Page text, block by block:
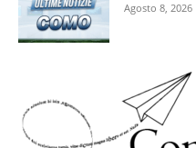
Agosto 8, 2026